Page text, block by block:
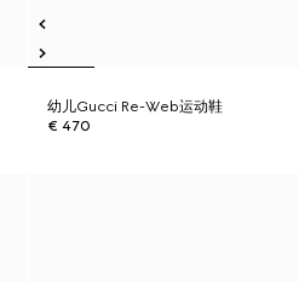
幼儿Gucci Re-Web运动鞋
€ 470